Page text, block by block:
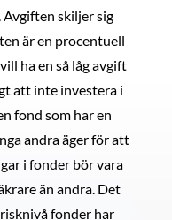
skiljer sig
är en procentuell
ha en så låg avgift
att inte investera i
fond som har en
andra äger för att
i fonder bör vara
än andra. Det
fonder har